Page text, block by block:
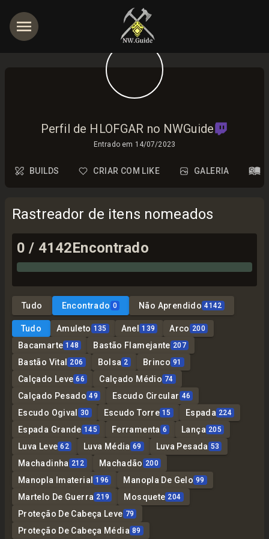
Perfil de HLOFGAR no NWGuide
Entrado em 14/07/2023
BUILDS CRIAR COM LIKE GALERIA
Rastreador de itens nomeados
0 / 4142Encontrado
Tudo Encontrado 0 Não Aprendido 4142
Tudo Amuleto 135 Anel 139 Arco 200
Bacamarte 148 Bastão Flamejante 207
Bastão Vital 206 Bolsa 2 Brinco 91
Calçado Leve 66 Calçado Médio 74
Calçado Pesado 49 Escudo Circular 46
Escudo Ogival 30 Escudo Torre 15 Espada 224
Espada Grande 145 Ferramenta 6 Lança 205
Luva Leve 62 Luva Média 69 Luva Pesada 53
Machadinha 212 Machadão 200
Manopla Imaterial 196 Manopla De Gelo 99
Martelo De Guerra 219 Mosquete 204
Proteção De Cabeça Leve 79
Proteção De Cabeça Média 89